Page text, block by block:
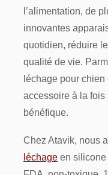
l’alimentation, de
innovantes
quotidien, réduire
qualité de vie.
léchage pour chien
accessoire à la
bénéfique.
Chez Atavik, nous
léchage en silicone